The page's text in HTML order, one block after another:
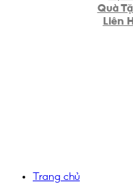
Quà
Liên
Trang chủ